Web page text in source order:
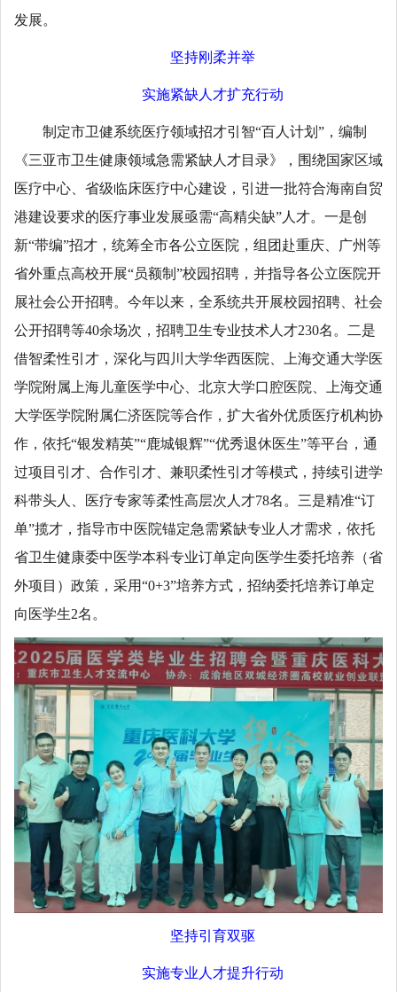
发展。
坚持刚柔并举
实施紧缺人才扩充行动
制定市卫健系统医疗领域招才引智“百人计划”，编制
《三亚市卫生健康领域急需紧缺人才目录》，围绕国家区域
医疗中心、省级临床医疗中心建设，引进一批符合海南自贸
港建设要求的医疗事业发展亟需“高精尖缺”人才。一是创
新“带编”招才，统筹全市各公立医院，组团赴重庆、广州等
省外重点高校开展“员额制”校园招聘，并指导各公立医院开
展社会公开招聘。今年以来，全系统共开展校园招聘、社会
公开招聘等40余场次，招聘卫生专业技术人才230名。二是
借智柔性引才，深化与四川大学华西医院、上海交通大学医
学院附属上海儿童医学中心、北京大学口腔医院、上海交通
大学医学院附属仁济医院等合作，扩大省外优质医疗机构协
作，依托“银发精英”“鹿城银辉”“优秀退休医生”等平台，通
过项目引才、合作引才、兼职柔性引才等模式，持续引进学
科带头人、医疗专家等柔性高层次人才78名。三是精准“订
单”揽才，指导市中医院锚定急需紧缺专业人才需求，依托
省卫生健康委中医学本科专业订单定向医学生委托培养（省
外项目）政策，采用“0+3”培养方式，招纳委托培养订单定
向医学生2名。
坚持引育双驱
实施专业人才提升行动